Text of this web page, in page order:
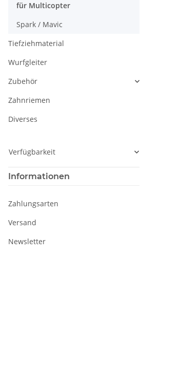
für Multicopter
Spark / Mavic
Tiefziehmaterial
Wurfgleiter
Zubehör
Zahnriemen
Diverses
Verfügbarkeit
Informationen
Zahlungsarten
Versand
Newsletter